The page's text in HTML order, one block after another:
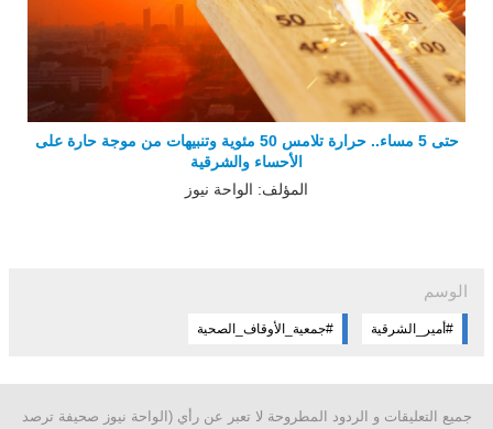
حتى 5 مساء.. حرارة تلامس 50 مئوية وتنبيهات من موجة حارة على
الأحساء والشرقية
المؤلف: الواحة نيوز
الوسم
#أمير_الشرقية #جمعية_الأوقاف_الصحية
جميع التعليقات و الردود المطروحة لا تعبر عن رأي (الواحة نيوز صحيفة ترصد